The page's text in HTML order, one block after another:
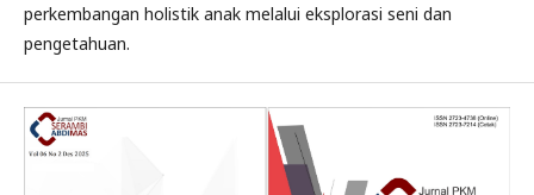
perkembangan holistik anak melalui eksplorasi seni dan
pengetahuan.